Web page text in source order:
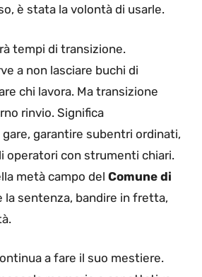
è stata la volontà di usarle.
tempi di transizione.
a non lasciare buchi di
chi lavora. Ma transizione
rinvio. Significa
garantire subentri ordinati,
operatori con strumenti chiari.
metà campo del Comune di
la sentenza, bandire in fretta,
a fare il suo mestiere.